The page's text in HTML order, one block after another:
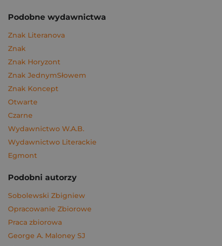
Podobne wydawnictwa
Znak Literanova
Znak
Znak Horyzont
Znak JednymSłowem
Znak Koncept
Otwarte
Czarne
Wydawnictwo W.A.B.
Wydawnictwo Literackie
Egmont
Podobni autorzy
Sobolewski Zbigniew
Opracowanie Zbiorowe
Praca zbiorowa
George A. Maloney SJ